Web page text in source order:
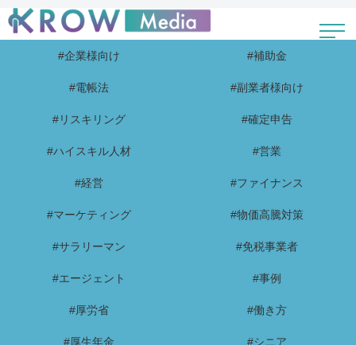
#企業様向け #補助金
#電帳法 #副業者様向け
#リスキリング #確定申告
#ハイスキル人材 #営業
#経営 #ファイナンス
#マーケティング #物価高騰対策
#サラリーマン #免税事業者
#エージェント #事例
#厚労省 #働き方
#厚生年金 #シニア